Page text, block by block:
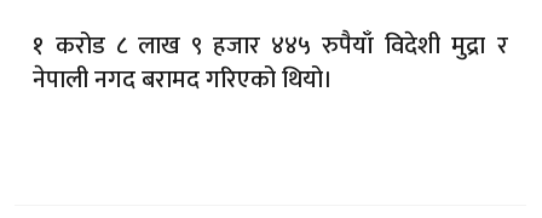
१ करोड ८ लाख ९ हजार ४४५ रुपैयाँ विदेशी मुद्रा र
नेपाली नगद बरामद गरिएको थियो।